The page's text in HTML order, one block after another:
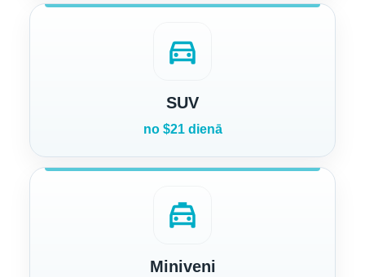
directions_car
SUV
no $21 dienā
local_taxi
Miniveni